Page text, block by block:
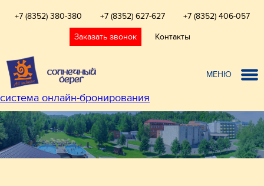
+7 (8352) 380-380 +7 (8352) 627-627 +7 (8352) 406-057
Заказать звонок Контакты
МЕНЮ
система онлайн-бронирования